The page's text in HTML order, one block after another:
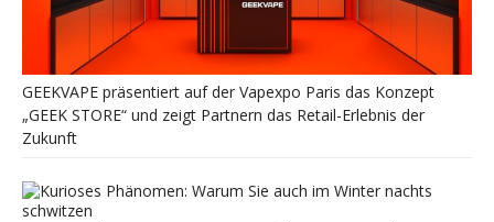
GEEKVAPE präsentiert auf der Vapexpo Paris das Konzept
„GEEK STORE“ und zeigt Partnern das Retail-Erlebnis der
Zukunft